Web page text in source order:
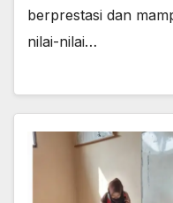
berprestasi dan
nilai-nilai…